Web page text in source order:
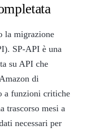
la migrazione
SP-API è una
su API che
di
a funzioni critiche
trascorso mesi a
necessari per